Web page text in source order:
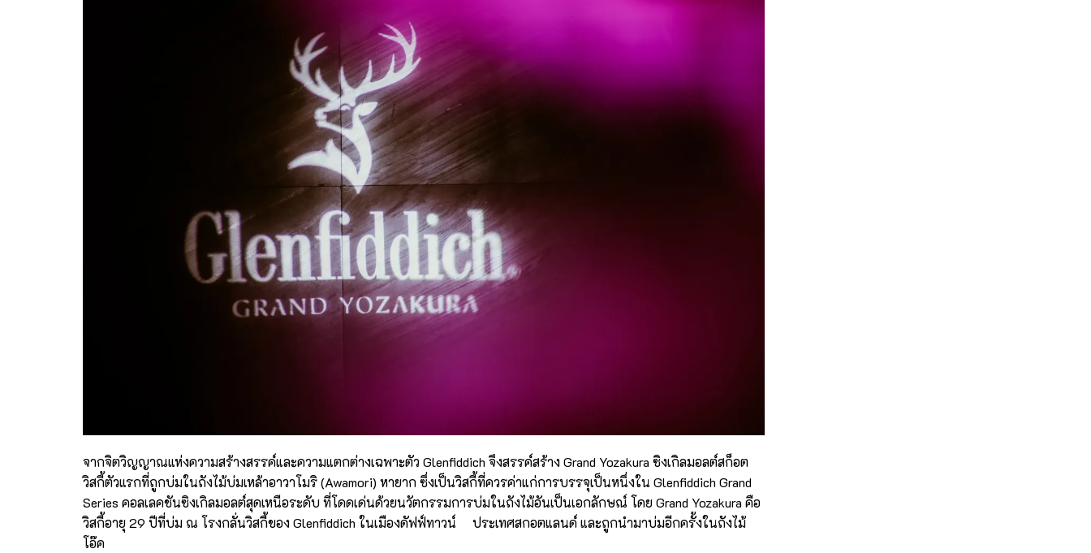
จากจิตวิญญาณแห่งความสร้างสรรค์และความแตกต่างเฉพาะตัว Glenfiddich จึงสรรค์สร้าง Grand Yozakura ซิงเกิลมอลต์สก็อต
วิสกี้ตัวแรกที่ถูกบ่มในถังไม้บ่มเหล้าอาวาโมริ (Awamori) หายาก ซึ่งเป็นวิสกี้ที่ควรค่าแก่การบรรจุเป็นหนึ่งใน Glenfiddich Grand
Series คอลเลคชันซิงเกิลมอลต์สุดเหนือระดับ ที่โดดเด่นด้วยนวัตกรรมการบ่มในถังไม้อันเป็นเอกลักษณ์ โดย Grand Yozakura คือ
วิสกี้อายุ 29 ปีที่บ่ม ณ โรงกลั่นวิสกี้ของ Glenfiddich ในเมืองดัฟฟ์ทาวน์ ประเทศสกอตแลนด์ และถูกนำมาบ่มอีกครั้งในถังไม้
โอ๊ค